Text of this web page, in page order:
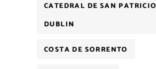
CATEDRAL DE SAN PATRICIO
DUBLIN
COSTA DE SORRENTO